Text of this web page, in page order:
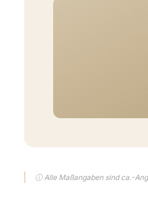
ⓘ Alle Maßangaben sind ca.-